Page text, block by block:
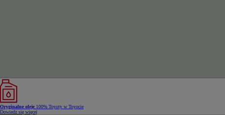
Oryginalne oleje 100% Toyoty w Toyocie
Dowiedz się więcej